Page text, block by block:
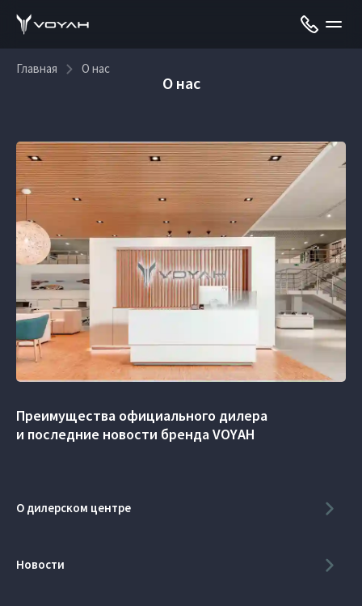
Главная О нас
О нас
Преимущества официального дилера
и последние новости бренда VOYAH
О дилерском центре
Новости